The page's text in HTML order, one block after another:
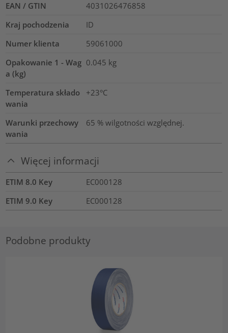
EAN / GTIN
4031026476858
Kraj pochodzenia
ID
Numer klienta
59061000
Opakowanie 1 - Wag
a (kg)
0.045 kg
Temperatura składo
wania
+23°C
Warunki przechowy
wania
65 % wilgotności względnej.
Więcej informacji
ETIM 8.0 Key
EC000128
ETIM 9.0 Key
EC000128
Podobne produkty